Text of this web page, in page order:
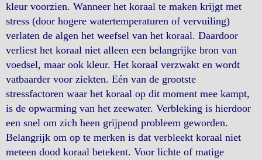
kleur voorzien. Wanneer het koraal te maken krijgt met
stress (door hogere watertemperaturen of vervuiling)
verlaten de algen het weefsel van het koraal. Daardoor
verliest het koraal niet alleen een belangrijke bron van
voedsel, maar ook kleur. Het koraal verzwakt en wordt
vatbaarder voor ziekten. Eén van de grootste
stressfactoren waar het koraal op dit moment mee kampt,
is de opwarming van het zeewater. Verbleking is hierdoor
een snel om zich heen grijpend probleem geworden.
Belangrijk om op te merken is dat verbleekt koraal niet
meteen dood koraal betekent. Voor lichte of matige